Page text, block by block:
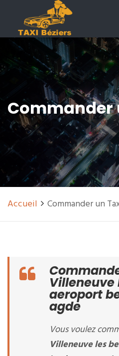
Commander
Accueil Commander un
Villeneuve
aeroport
agde
Vous voulez
Villeneuve les